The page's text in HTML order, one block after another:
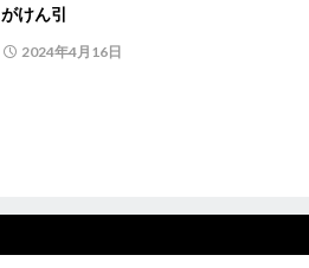
がけん引
2024年4月16日